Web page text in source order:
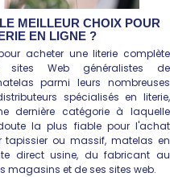
MEILLEUR CHOIX POUR
EN LIGNE ?
acheter une literie complète
Web généralistes de
parmi leurs nombreuses
spécialisés en literie,
dernière catégorie à laquelle
la plus fiable pour l'achat
ou massif, matelas en
direct usine, du fabricant au
magasins et de ses sites web.